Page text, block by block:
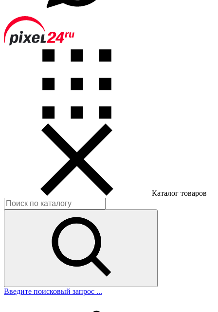
Каталог товаров
Введите поисковый запрос ...